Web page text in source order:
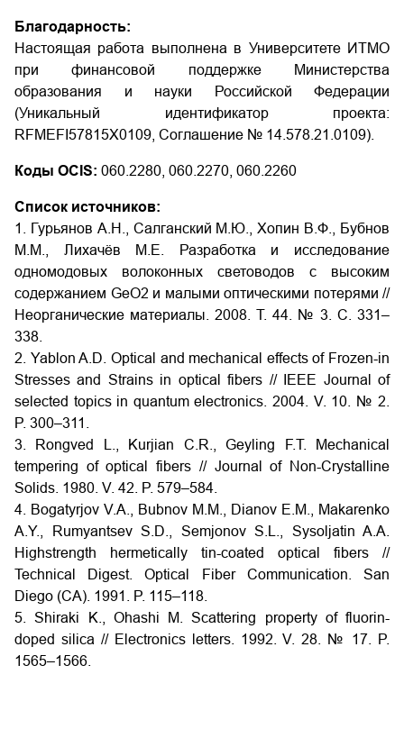
Благодарность:
Настоящая работа выполнена в Университете ИТМО
при финансовой поддержке Министерства
образования и науки Российской Федерации
(Уникальный идентификатор проекта:
RFMEFI57815X0109, Соглашение № 14.578.21.0109).
Коды OCIS: 060.2280, 060.2270, 060.2260
Список источников:
1. Гурьянов А.Н., Салганский М.Ю., Хопин В.Ф., Бубнов
М.М., Лихачёв М.Е. Разработка и исследование
одномодовых волоконных световодов с высоким
содержанием GeO2 и малыми оптическими потерями //
Неорганические материалы. 2008. Т. 44. № 3. С. 331–
338.
2. Yablon A.D. Optical and mechanical effects of Frozen-in
Stresses and Strains in optical fibers // IEEE Journal of
selected topics in quantum electronics. 2004. V. 10. № 2.
P. 300–311.
3. Rongved L., Kurjian C.R., Geyling F.T. Mechanical
tempering of optical fibers // Journal of Non-Crystalline
Solids. 1980. V. 42. P. 579–584.
4. Bogatyrjov V.A., Bubnov M.M., Dianov E.M., Makarenko
A.Y., Rumyantsev S.D., Semjonov S.L., Sysoljatin A.A.
Highstrength hermetically tin-coated optical fibers //
Technical Digest. Optical Fiber Communication. San
Diego (CA). 1991. P. 115–118.
5. Shiraki K., Ohashi M. Scattering property of fluorin-
doped silica // Electronics letters. 1992. V. 28. № 17. P.
1565–1566.